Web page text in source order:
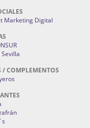
Marketing Digital
/ COMPLEMENTOS